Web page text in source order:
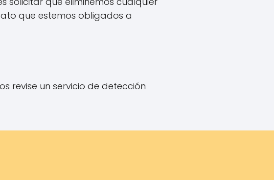
que estemos obligados a
revise un servicio de detección